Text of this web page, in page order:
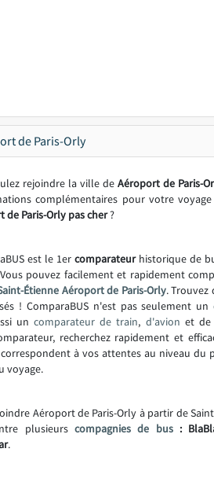
de Paris-Orly
rejoindre la ville de Aéroport de Paris-
complémentaires pour votre voyage
de Paris-Orly pas cher?
est le 1er comparateurhistorique de
pouvez facilement et rapidement
Étienne Aéroport de Paris-Orly. Trouvez
! ComparaBUS n'est pas seulement un
uncomparateur de train, d'avion et de
recherchez rapidement et
à vos attentes au niveau du
voyage.
Aéroport de Paris-Orly à partir de
plusieurs compagnies de bus:
.